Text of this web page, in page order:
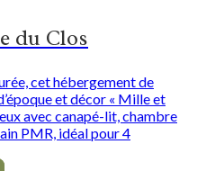
du Clos
cet hébergement de
et décor « Mille et
avec canapé-lit, chambre
PMR, idéal pour 4